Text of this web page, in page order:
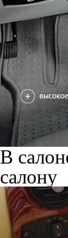
В
салону